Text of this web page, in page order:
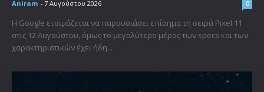
Aniram - 7 Αυγούστου 2026 0
Η Google ετοιμάζεται να παρουσιάσει επίσημα τη σειρά Pixel 11
στις 12 Αυγούστου, όμως το μεγαλύτερο μέρος των specs και των
χαρακτηριστικών έχει ήδη...